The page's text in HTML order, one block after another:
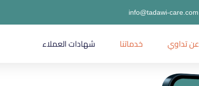
info@tadawi-care.com
عن تداوي خدماتنا شهادات العملاء